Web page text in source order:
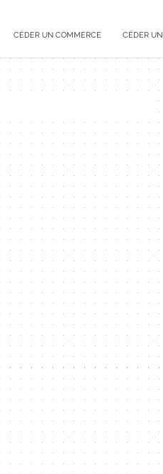
CÉDER UN COMMERCE CÉDER